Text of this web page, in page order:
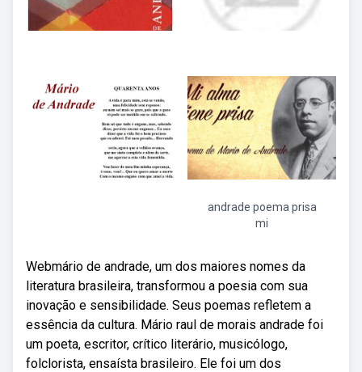
andrade poema prisa
mi
Webmário de andrade, um dos maiores nomes da
literatura brasileira, transformou a poesia com sua
inovação e sensibilidade. Seus poemas refletem a
essência da cultura. Mário raul de morais andrade foi
um poeta, escritor, crítico literário, musicólogo,
folclorista, ensaísta brasileiro. Ele foi um dos